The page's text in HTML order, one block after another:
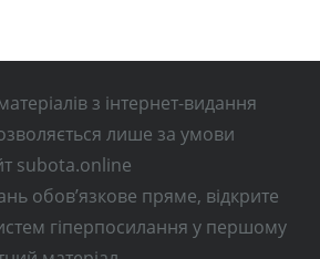
з інтернет-видання
лише за умови
subota.online
обов’язкове пряме, відкрите
гіперпосилання у першому